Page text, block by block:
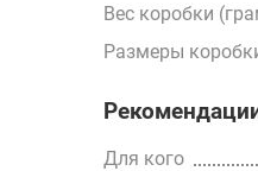
Вес коробки
Размеры
Для кого